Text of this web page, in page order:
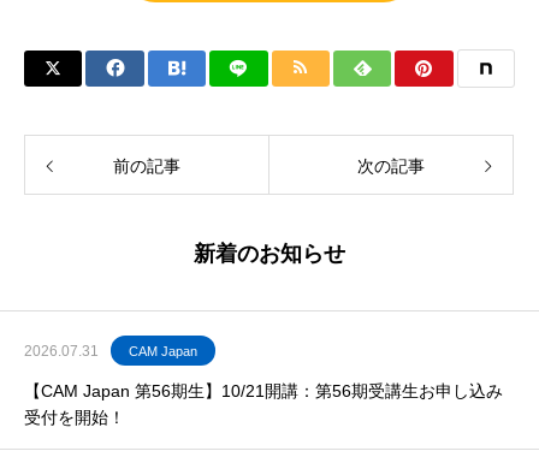
前の記事 次の記事
新着のお知らせ
2026.07.31 CAM Japan
【CAM Japan 第56期生】10/21開講：第56期受講生お申し込み
受付を開始！